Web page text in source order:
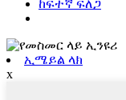
ከፍተኛ ፍለጋ
ኢሜይል ላክ
x